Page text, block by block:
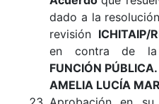
dado a la
revisión ICHITAIP/
en contra de
FUNCIÓN PÚBLICA.
AMELIA LUCÍA